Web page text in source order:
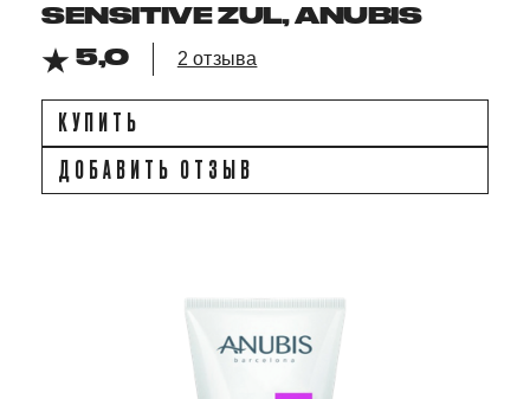
SENSITIVE ZUL, ANUBIS
5,0
2 отзыва
КУПИТЬ
ДОБАВИТЬ ОТЗЫВ